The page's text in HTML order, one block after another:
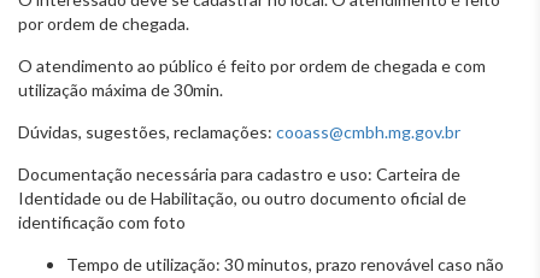
por ordem de chegada.
O atendimento ao público é feito por ordem de chegada e com
utilização máxima de 30min.
Dúvidas, sugestões, reclamações: cooass@cmbh.mg.gov.br
Documentação necessária para cadastro e uso: Carteira de
Identidade ou de Habilitação, ou outro documento oficial de
identificação com foto
Tempo de utilização: 30 minutos, prazo renovável caso não